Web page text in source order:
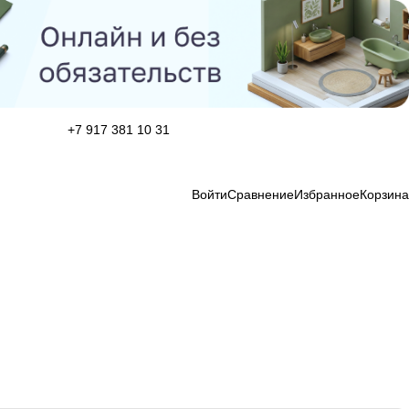
+7 917 381 10 31
ВойтиСравнениеИзбранноеКорзина